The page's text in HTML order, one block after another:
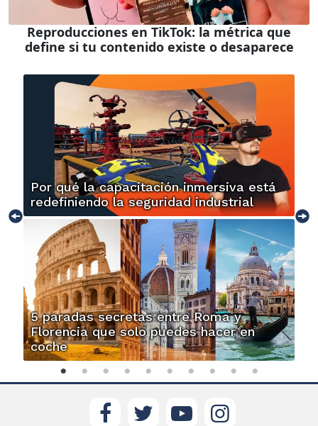
Reproducciones en TikTok: la métrica que
define si tu contenido existe o desaparece
Por qué la capacitación inmersiva está
redefiniendo la seguridad industrial
5 paradas secretas entre Roma y
Florencia que solo puedes hacer en
coche